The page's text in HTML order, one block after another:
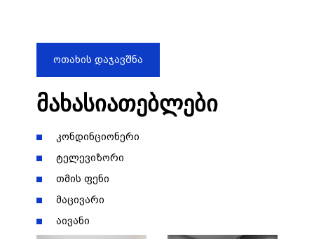
Ოთახის Დაჯავშნა
მახასიათებლები
კონდინციონერი
ტელევიზორი
თმის ფენი
მაცივარი
აივანი